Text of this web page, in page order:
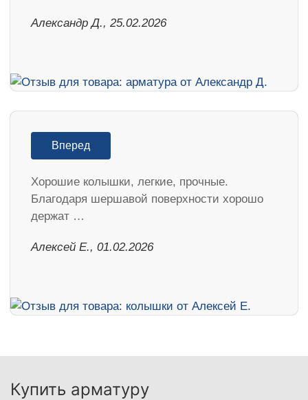
Александр Д., 25.02.2026
Вперед
Хорошие колышки, легкие, прочные.
Благодаря шершавой поверхности хорошо
держат …
Алексей Е., 01.02.2026
Купить арматуру